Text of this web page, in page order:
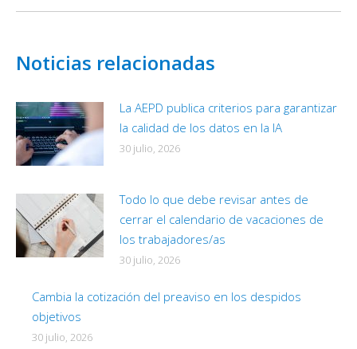
Noticias relacionadas
La AEPD publica criterios para garantizar
la calidad de los datos en la IA
30 julio, 2026
Todo lo que debe revisar antes de
cerrar el calendario de vacaciones de
los trabajadores/as
30 julio, 2026
Cambia la cotización del preaviso en los despidos
objetivos
30 julio, 2026